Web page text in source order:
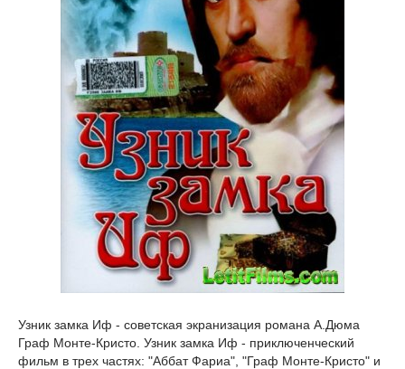
Узник замка Иф - советская экранизация романа А.Дюма
Граф Монте-Кристо. Узник замка Иф - приключенческий
фильм в трех частях: "Аббат Фариа", "Граф Монте-Кристо" и